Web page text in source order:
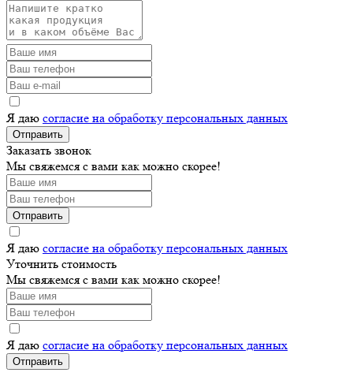
Я даю согласие на обработку персональных данных
Отправить
Заказать звонок
Мы свяжемся с вами как можно скорее!
Отправить
Я даю согласие на обработку персональных данных
Уточнить стоимость
Мы свяжемся с вами как можно скорее!
Я даю согласие на обработку персональных данных
Отправить